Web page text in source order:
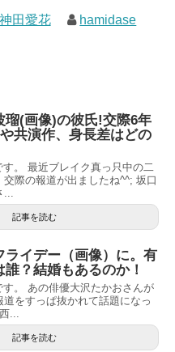
神田愛花 hamidase
瑠(画像)の彼氏!交際6年
共演作、身長差はどの
す。 最近ブレイク真っ只中の二
交際の報道が出ましたね^^; 坂口
...
記事を読む
ライデー（画像）に。有
？結婚もあるのか！
す。 あの俳優大沢たかおさんが
をすっぱ抜かれて話題になっ
...
記事を読む